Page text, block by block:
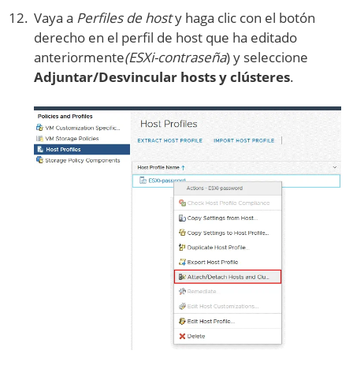
Vaya a Perfiles de hosty haga clic con el botón
derecho en el perfil de host que ha editado
anteriormente(ESXi-contraseña) y seleccione
Adjuntar/Desvincular hosts y clústeres.